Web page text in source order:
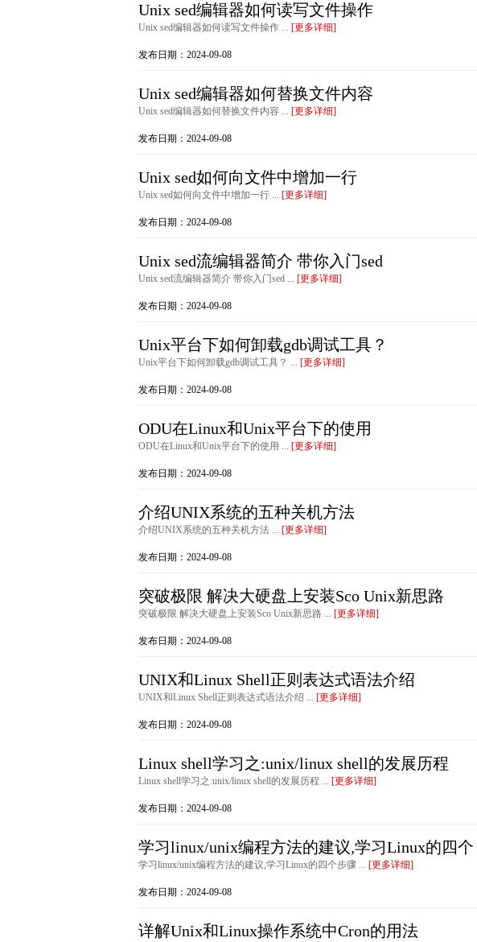
Unix sed编辑器如何读写文件操作
Unix sed编辑器如何读写文件操作 ... [更多详细]
发布日期：2024-09-08
Unix sed编辑器如何替换文件内容
Unix sed编辑器如何替换文件内容 ... [更多详细]
发布日期：2024-09-08
Unix sed如何向文件中增加一行
Unix sed如何向文件中增加一行 ... [更多详细]
发布日期：2024-09-08
Unix sed流编辑器简介 带你入门sed
Unix sed流编辑器简介 带你入门sed ... [更多详细]
发布日期：2024-09-08
Unix平台下如何卸载gdb调试工具？
Unix平台下如何卸载gdb调试工具？ ... [更多详细]
发布日期：2024-09-08
ODU在Linux和Unix平台下的使用
ODU在Linux和Unix平台下的使用 ... [更多详细]
发布日期：2024-09-08
介绍UNIX系统的五种关机方法
介绍UNIX系统的五种关机方法 ... [更多详细]
发布日期：2024-09-08
突破极限 解决大硬盘上安装Sco Unix新思路
突破极限 解决大硬盘上安装Sco Unix新思路 ... [更多详细]
发布日期：2024-09-08
UNIX和Linux Shell正则表达式语法介绍
UNIX和Linux Shell正则表达式语法介绍 ... [更多详细]
发布日期：2024-09-08
Linux shell学习之:unix/linux shell的发展历程
Linux shell学习之:unix/linux shell的发展历程 ... [更多详细]
发布日期：2024-09-08
学习linux/unix编程方法的建议,学习Linux的四个
学习linux/unix编程方法的建议,学习Linux的四个步骤 ... [更多详细]
发布日期：2024-09-08
详解Unix和Linux操作系统中Cron的用法